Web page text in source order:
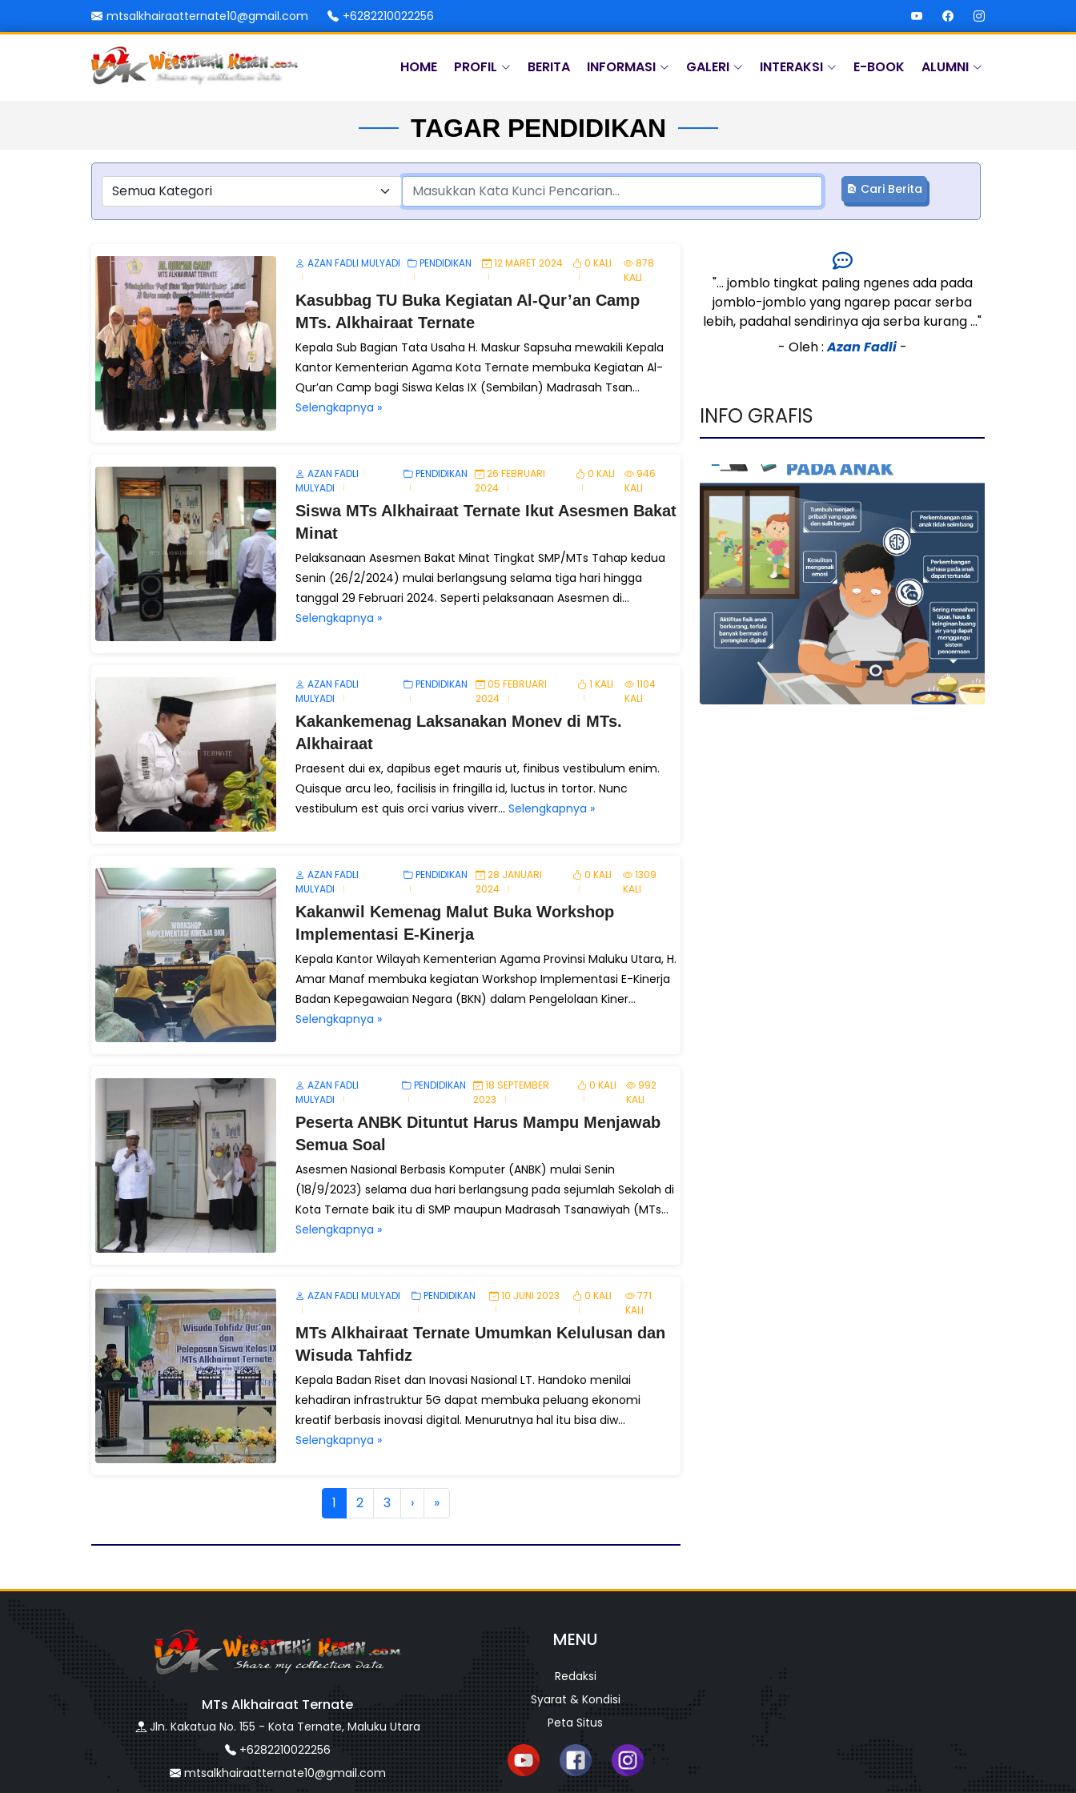
mtsalkhairaatternate10@gmail.com +6282210022256
HOME PROFIL BERITA INFORMASI GALERI INTERAKSI E-BOOK ALUMNI
TAGAR PENDIDIKAN
Cari Berita
AZAN FADLI MULYADI PENDIDIKAN 12 MARET 2024 0 KALI
878
KALI
Kasubbag TU Buka Kegiatan Al-Qur’an Camp
MTs. Alkhairaat Ternate
Kepala Sub Bagian Tata Usaha H. Maskur Sapsuha mewakili Kepala
Kantor Kementerian Agama Kota Ternate membuka Kegiatan Al-
Qur’an Camp bagi Siswa Kelas IX (Sembilan) Madrasah Tsan...
Selengkapnya »
AZAN FADLI
MULYADI
PENDIDIKAN
26 FEBRUARI
2024
0 KALI
946
KALI
Siswa MTs Alkhairaat Ternate Ikut Asesmen Bakat
Minat
Pelaksanaan Asesmen Bakat Minat Tingkat SMP/MTs Tahap kedua
Senin (26/2/2024) mulai berlangsung selama tiga hari hingga
tanggal 29 Februari 2024. Seperti pelaksanaan Asesmen di...
Selengkapnya »
AZAN FADLI
MULYADI
PENDIDIKAN
05 FEBRUARI
2024
1 KALI
1104
KALI
Kakankemenag Laksanakan Monev di MTs.
Alkhairaat
Praesent dui ex, dapibus eget mauris ut, finibus vestibulum enim.
Quisque arcu leo, facilisis in fringilla id, luctus in tortor. Nunc
vestibulum est quis orci varius viverr... Selengkapnya »
AZAN FADLI
MULYADI
PENDIDIKAN
28 JANUARI
2024
0 KALI
1309
KALI
Kakanwil Kemenag Malut Buka Workshop
Implementasi E-Kinerja
Kepala Kantor Wilayah Kementerian Agama Provinsi Maluku Utara, H.
Amar Manaf membuka kegiatan Workshop Implementasi E-Kinerja
Badan Kepegawaian Negara (BKN) dalam Pengelolaan Kiner...
Selengkapnya »
AZAN FADLI
MULYADI
PENDIDIKAN
18 SEPTEMBER
2023
0 KALI
992
KALI
Peserta ANBK Dituntut Harus Mampu Menjawab
Semua Soal
Asesmen Nasional Berbasis Komputer (ANBK) mulai Senin
(18/9/2023) selama dua hari berlangsung pada sejumlah Sekolah di
Kota Ternate baik itu di SMP maupun Madrasah Tsanawiyah (MTs...
Selengkapnya »
AZAN FADLI MULYADI PENDIDIKAN 10 JUNI 2023 0 KALI
771
KALI
MTs Alkhairaat Ternate Umumkan Kelulusan dan
Wisuda Tahfidz
Kepala Badan Riset dan Inovasi Nasional LT. Handoko menilai
kehadiran infrastruktur 5G dapat membuka peluang ekonomi
kreatif berbasis inovasi digital. Menurutnya hal itu bisa diw...
Selengkapnya »
1 2 3 › »
"... jomblo tingkat paling ngenes ada pada
jomblo-jomblo yang ngarep pacar serba
lebih, padahal sendirinya aja serba kurang ..."
- Oleh :Azan Fadli-
INFO GRAFIS
MTs Alkhairaat Ternate
Jln. Kakatua No. 155 - Kota Ternate, Maluku Utara
+6282210022256
mtsalkhairaatternate10@gmail.com
MENU
Redaksi
Syarat & Kondisi
Peta Situs